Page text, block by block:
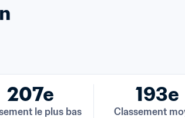
207e
le plus bas
193e
Classement